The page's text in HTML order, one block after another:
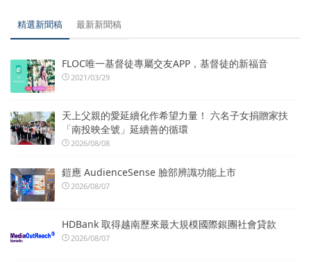
精選新聞稿 最新新聞稿
FLOC唯一基督徒專屬交友APP，基督徒的新福音
2021/03/29
天上父親的愛延續化作希望力量！ 六名子女捐贈家扶
「南投映全號」延續善的循環
2026/08/08
鎧應 AudienceSense 臉部辨識功能上市
2026/08/07
HDBank 取得越南歷來最大規模國際銀團社會貸款
2026/08/07